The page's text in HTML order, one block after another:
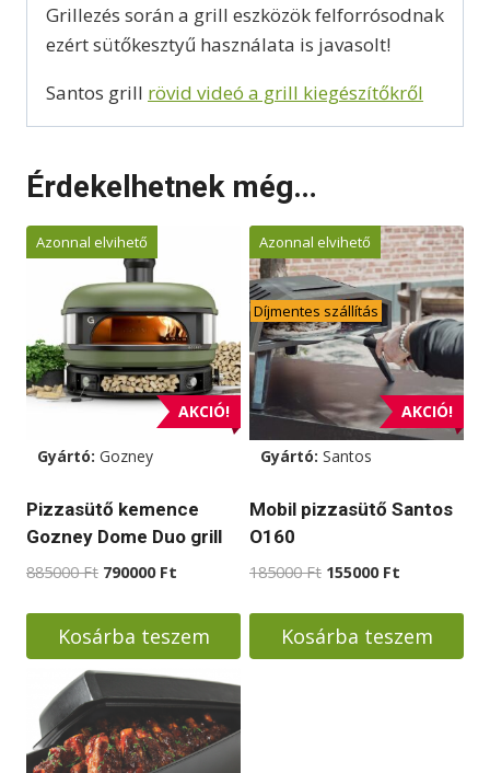
Grillezés során a grill eszközök felforrósodnak
ezért sütőkesztyű használata is javasolt!
Santos grill rövid videó a grill kiegészítőkről
Érdekelhetnek még…
AKCIÓ!
Azonnal elvihető
Gyártó: Gozney
Pizzasütő kemence
Gozney Dome Duo grill
885000Ft Original
was:
885000 Ft.
790000 Ft
is:
790000 Ft.
Kosárba teszem
AKCIÓ!
Azonnal elvihető
Díjmentes szállítás
Gyártó: Santos
Mobil pizzasütő Santos
O160
185000Ft Original
was:
185000 Ft.
155000 Ft
is:
155000 Ft.
Kosárba teszem